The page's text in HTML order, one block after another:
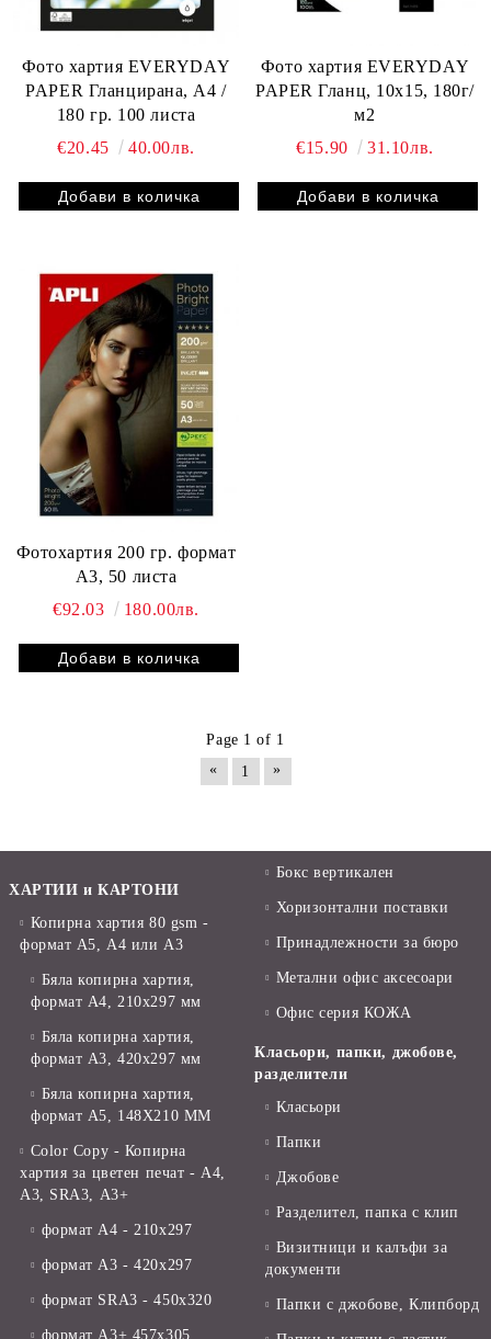
Фото хартия EVERYDAY
PAPER Гланцирана, А4 /
180 гр. 100 листа
€20.45
40.00лв.
Фото хартия EVERYDAY
PAPER Гланц, 10x15, 180г/
м2
€15.90
31.10лв.
Фотохартия 200 гр. формат
А3, 50 листа
€92.03
180.00лв.
Page 1 of 1
«
1 »
ХАРТИИ и КАРТОНИ
Копирна хартия 80 gsm -
формат А5, А4 или А3
Бяла копирна хартия,
формат А4, 210x297 мм
Бяла копирна хартия,
формат А3, 420x297 мм
Бяла копирна хартия,
формат А5, 148X210 ММ
Color Copy - Копирна
хартия за цветен печат - А4,
А3, SRA3, А3+
формат А4 - 210x297
формат А3 - 420x297
формат SRA3 - 450x320
формат А3+ 457x305
Бокс вертикален
Хоризонтални поставки
Принадлежности за бюро
Метални офис аксесоари
Офис серия КОЖА
Класьори, папки, джобове,
разделители
Класьори
Папки
Джобове
Разделител, папка с клип
Визитници и калъфи за
документи
Папки с джобове, Клипборд